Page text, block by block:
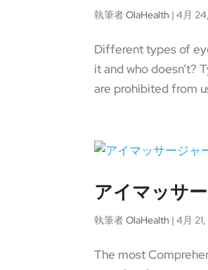
執筆者OlaHealth |4月
Different types of
it and who doesn’t?
are prohibited from
アイマッサ
執筆者OlaHealth |4月
The most